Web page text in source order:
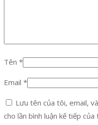
Tên *
Email *
Lưu tên của tôi, email,
cho lần bình luận kế tiếp của